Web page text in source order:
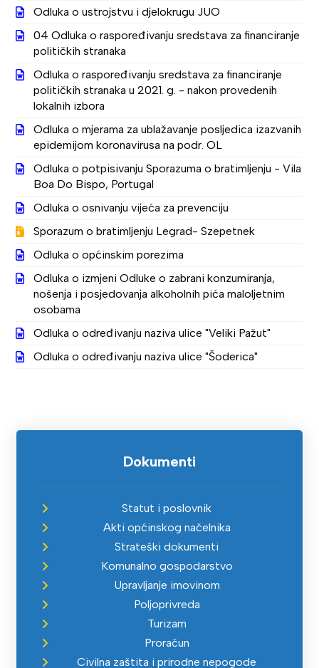
Odluka o ustrojstvu i djelokrugu JUO
04 Odluka o raspoređivanju sredstava za financiranje
političkih stranaka
Odluka o raspoređivanju sredstava za financiranje
političkih stranaka u 2021. g. - nakon provedenih
lokalnih izbora
Odluka o mjerama za ublažavanje posljedica izazvanih
epidemijom koronavirusa na podr. OL
Odluka o potpisivanju Sporazuma o bratimljenju - Vila
Boa Do Bispo, Portugal
Odluka o osnivanju vijeća za prevenciju
Sporazum o bratimljenju Legrad- Szepetnek
Odluka o općinskim porezima
Odluka o izmjeni Odluke o zabrani konzumiranja,
nošenja i posjedovanja alkoholnih pića maloljetnim
osobama
Odluka o određivanju naziva ulice "Veliki Pažut"
Odluka o određivanju naziva ulice "Šoderica"
Dokumenti
Statut i poslovnik
Akti općinskog načelnika
Strateški dokumenti
Komunalno gospodarstvo
Upravljanje imovinom
Poljoprivreda
Turizam
Proračun
Civilna zaštita i prirodne nepogode